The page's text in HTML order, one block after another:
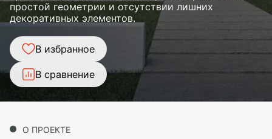
простой геометрии и отсутствии лишних
декоративных элементов.
В избранное
В сравнение
О ПРОЕКТЕ